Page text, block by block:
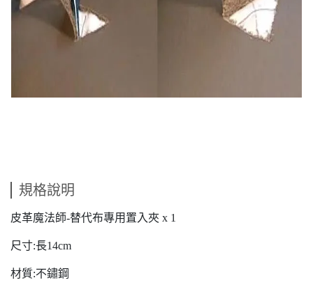
規格說明
皮革魔法師-替代布專用置入夾 x 1
尺寸:長14cm
材質:不鏽鋼